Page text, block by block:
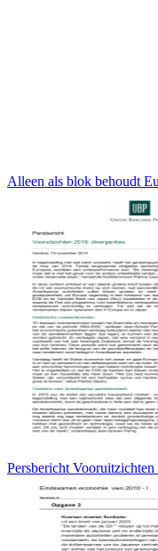
Alleen als blok behoudt
Persbericht